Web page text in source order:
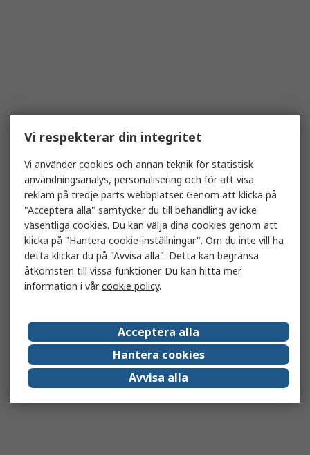
Vi respekterar din integritet
Vi använder cookies och annan teknik för statistisk
användningsanalys, personalisering och för att visa
reklam på tredje parts webbplatser. Genom att klicka på
"Acceptera alla" samtycker du till behandling av icke
väsentliga cookies. Du kan välja dina cookies genom att
klicka på "Hantera cookie-inställningar". Om du inte vill ha
detta klickar du på "Avvisa alla". Detta kan begränsa
åtkomsten till vissa funktioner. Du kan hitta mer
information i vårcookie policy.
Acceptera alla
Hantera cookies
Avvisa alla